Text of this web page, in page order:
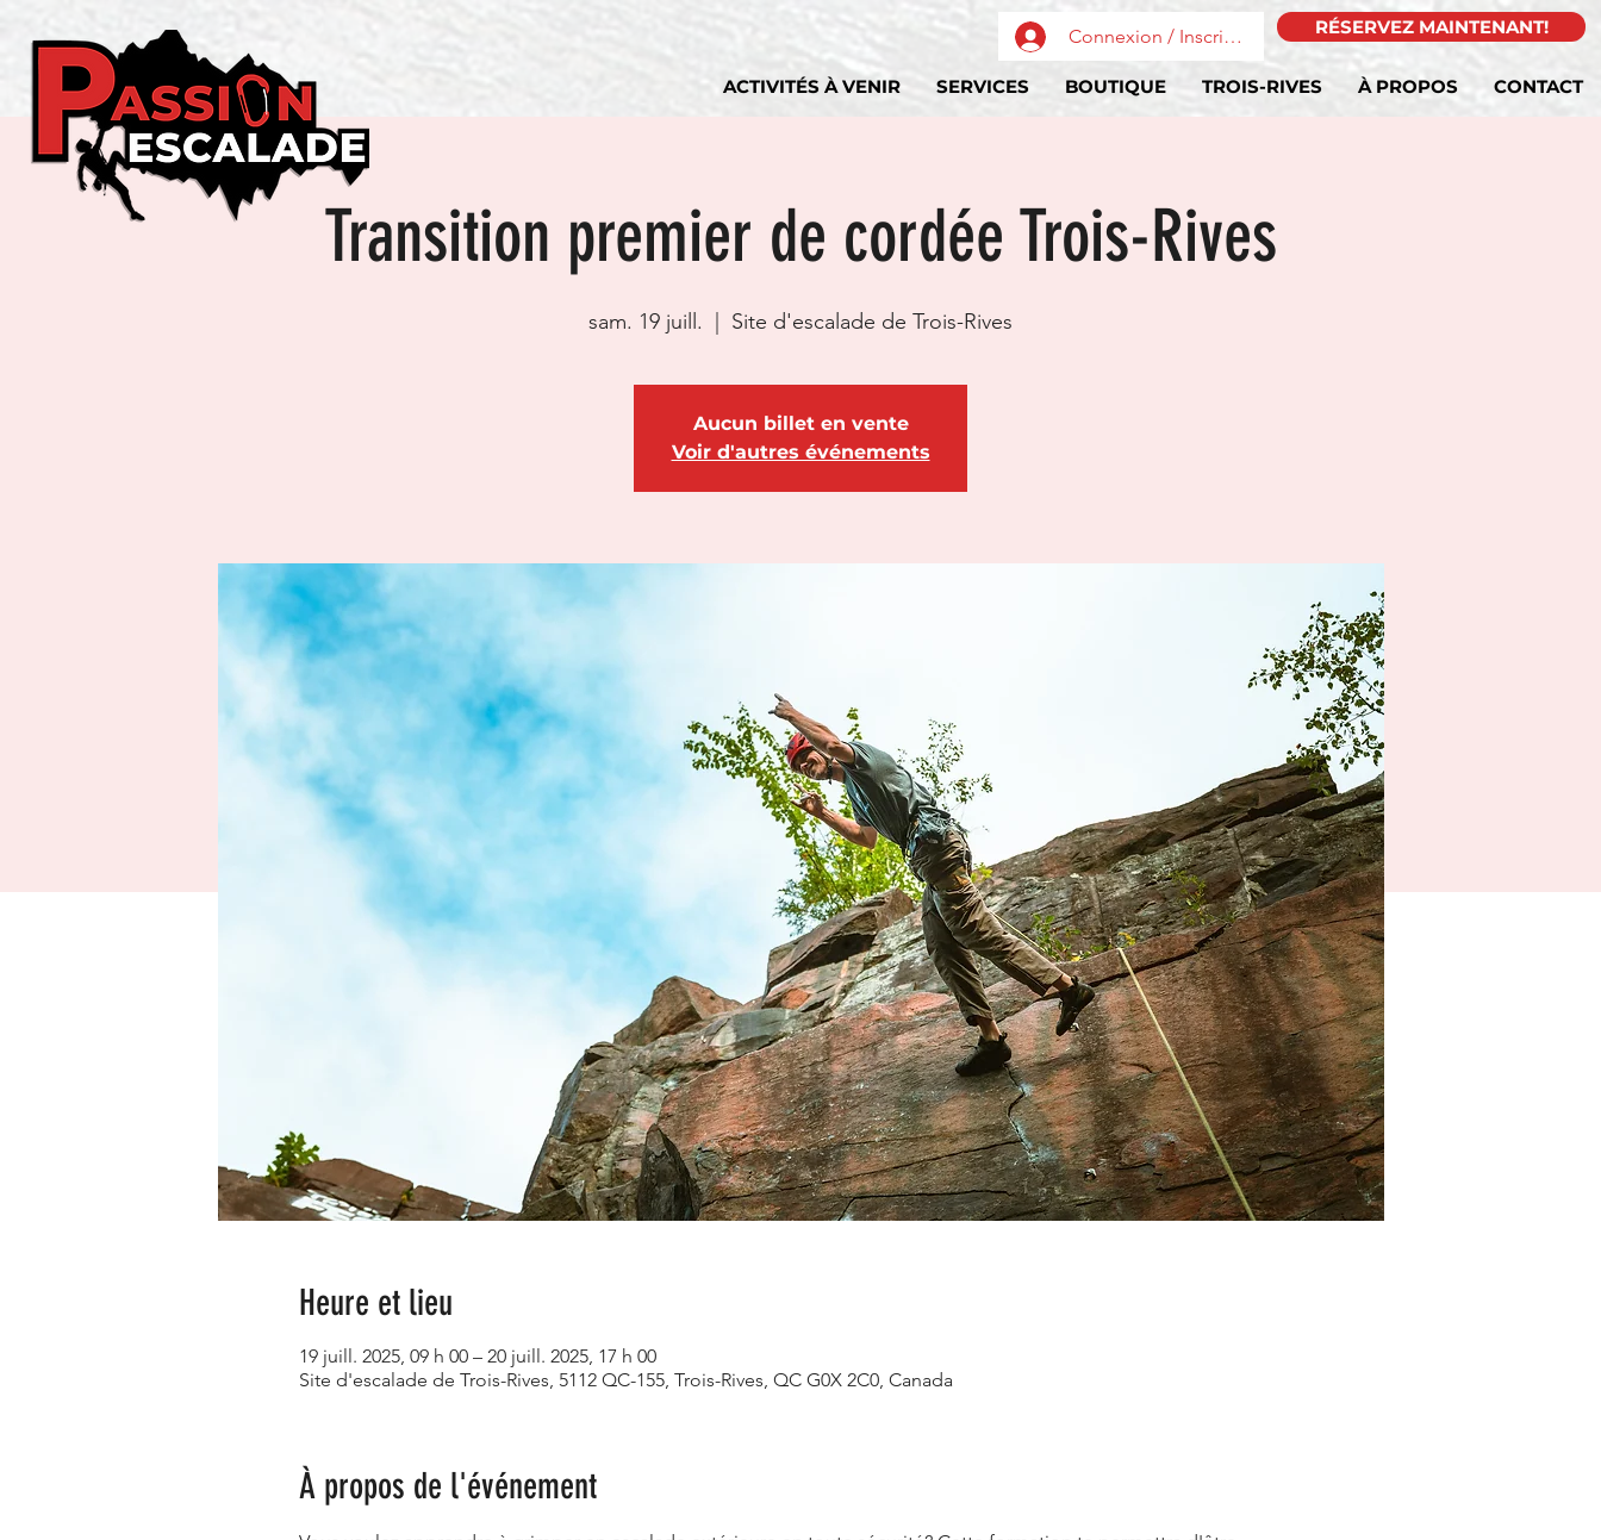
ACTIVITÉS À VENIR SERVICES BOUTIQUE TROIS-RIVES À PROPOS CONTACT
RÉSERVEZ MAINTENANT!
Connexion / Inscription
Transition premier de cordée Trois-Rives
sam. 19 juill. Site d'escalade de Trois-Rives
Aucun billet en vente
Voir d'autres événements
Heure et lieu
19 juill. 2025, 09 h 00 – 20 juill. 2025, 17 h 00
Site d'escalade de Trois-Rives, 5112 QC-155, Trois-Rives, QC G0X 2C0, Canada
À propos de l'événement